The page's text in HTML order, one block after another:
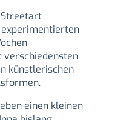
künstlerischen
einen kleinen